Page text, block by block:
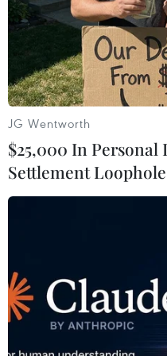
London, một nữ nghi
phạm bị bắt giữ
05/08/2026 15:07
Hơn 100 người thiệt mạng
JG Wentworth
$25,000 In Personal
Settlement